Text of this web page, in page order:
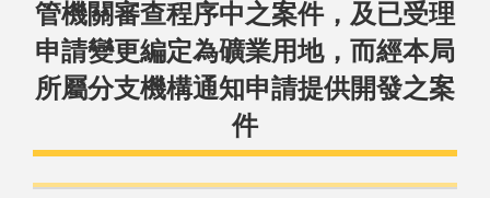
管機關審查程序中之案件，及已受理
申請變更編定為礦業用地，而經本局
所屬分支機構通知申請提供開發之案
件